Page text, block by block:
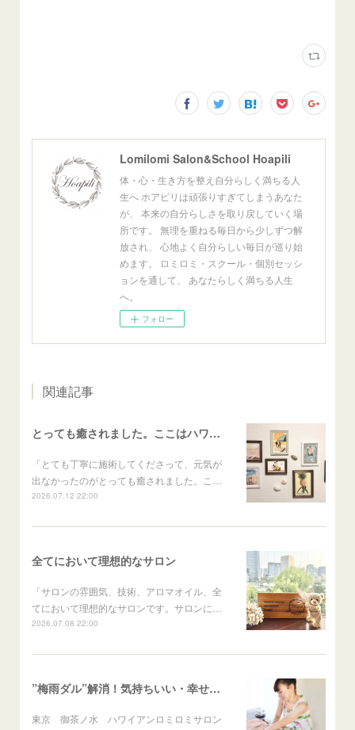
Lomilomi Salon&School Hoapili
体・心・生き方を整え自分らしく満ちる人
生へ ホアピリは頑張りすぎてしまうあなた
が、 本来の自分らしさを取り戻していく場
所です。 無理を重ねる毎日から少しずつ解
放され、 心地よく自分らしい毎日が巡り始
めます。 ロミロミ・スクール・個別セッシ
ョンを通して、 あなたらしく満ちる人生
へ。
フォロー
関連記事
とっても癒されました。ここはハワイかな？と思いました
「とても丁寧に施術してくださって、元気が
出なかったのがとっても癒されました。こ…
2026.07.12 22:00
全てにおいて理想的なサロン
「サロンの雰囲気、技術、アロマオイル、全
てにおいて理想的なサロンです。サロンに…
2026.07.08 22:00
”梅雨ダル”解消！気持ちいい・幸せ・スッキリ最高
東京 御茶ノ水 ハワイアンロミロミサロン